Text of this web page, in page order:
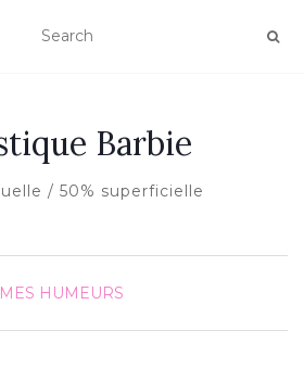
LA NAVIGATION
Barbie
/ 50% superficielle
MES HUMEURS